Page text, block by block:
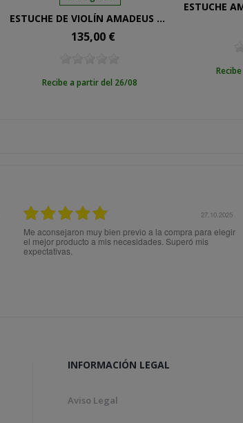
ESTUCHE DE VIOLÍN AMADEUS DE FIBRA GRIS PLATA 4/4
Precio
135,00 €
Recibe a partir del 26/08
27.10.2025
Me aconsejaron muy bien previo a la compra para elegir
el mejor producto a mis necesidades. Superó mis
expectativas.
INFORMACIÓN LEGAL
Aviso Legal